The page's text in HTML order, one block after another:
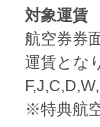
対象運賃
航空券券
運賃とな
※特典航